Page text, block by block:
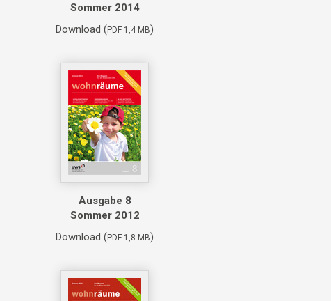
Sommer 2014
Download (PDF 1,4 MB)
Ausgabe 8
Sommer 2012
Download (PDF 1,8 MB)